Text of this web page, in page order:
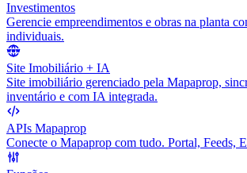
Investimentos
Gerencie empreendimentos e obras na planta
individuais.
Site Imobiliário + IA
Site imobiliário gerenciado pela Mapaprop,
inventário e com IA integrada.
APIs Mapaprop
Conecte o Mapaprop com tudo. Portal, Feeds,